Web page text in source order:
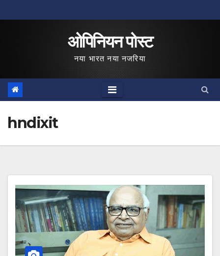
to
ओपिनियन पोस्ट
नया भारत नया नजरिया
hndixit